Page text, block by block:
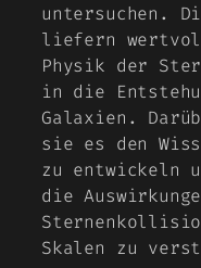
untersuchen.
liefern
Physik der
in die
Galaxien.
sie es den
zu entwickeln
die
Skalen zu